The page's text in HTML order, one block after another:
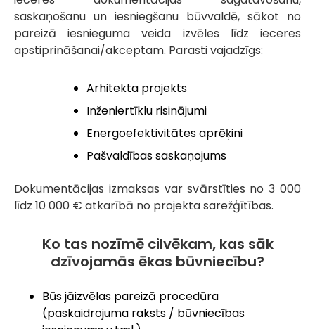
saskaņošanu un iesniegšanu būvvaldē, sākot no
pareizā iesnieguma veida izvēles līdz ieceres
apstiprināšanai/akceptam. Parasti vajadzīgs:
Arhitekta projekts
Inženiertīklu risinājumi
Energoefektivitātes aprēķini
Pašvaldības saskaņojums
Dokumentācijas izmaksas var svārstīties no 3 000
līdz 10 000 € atkarībā no projekta sarežģītības.
Ko tas nozīmē cilvēkam, kas sāk
dzīvojamās ēkas būvniecību?
Būs jāizvēlas pareizā procedūra
(paskaidrojuma raksts / būvniecības